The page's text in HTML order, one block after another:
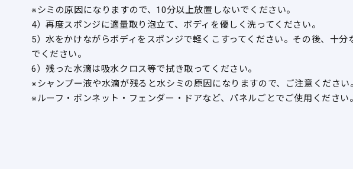
※シミの原因になりますので、10分以上放置しないでください。
4）再度スポンジに適量取り泡立て、ボディを優しく洗ってください。
5）水をかけながらボディをスポンジで軽くこすってください。その後、十分
でください。
6）残った水滴は吸水クロス等で拭き取ってください。
※シャンプー液や水滴が残ると水シミの原因になりますので、ご注意ください
※ルーフ・ボンネット・フェンダー・ドアなど、パネルごとでご使用ください。